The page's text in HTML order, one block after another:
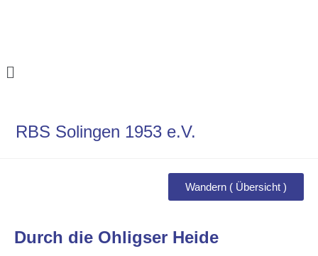
RBS Solingen 1953 e.V.
Wandern ( Übersicht )
Durch die Ohligser Heide